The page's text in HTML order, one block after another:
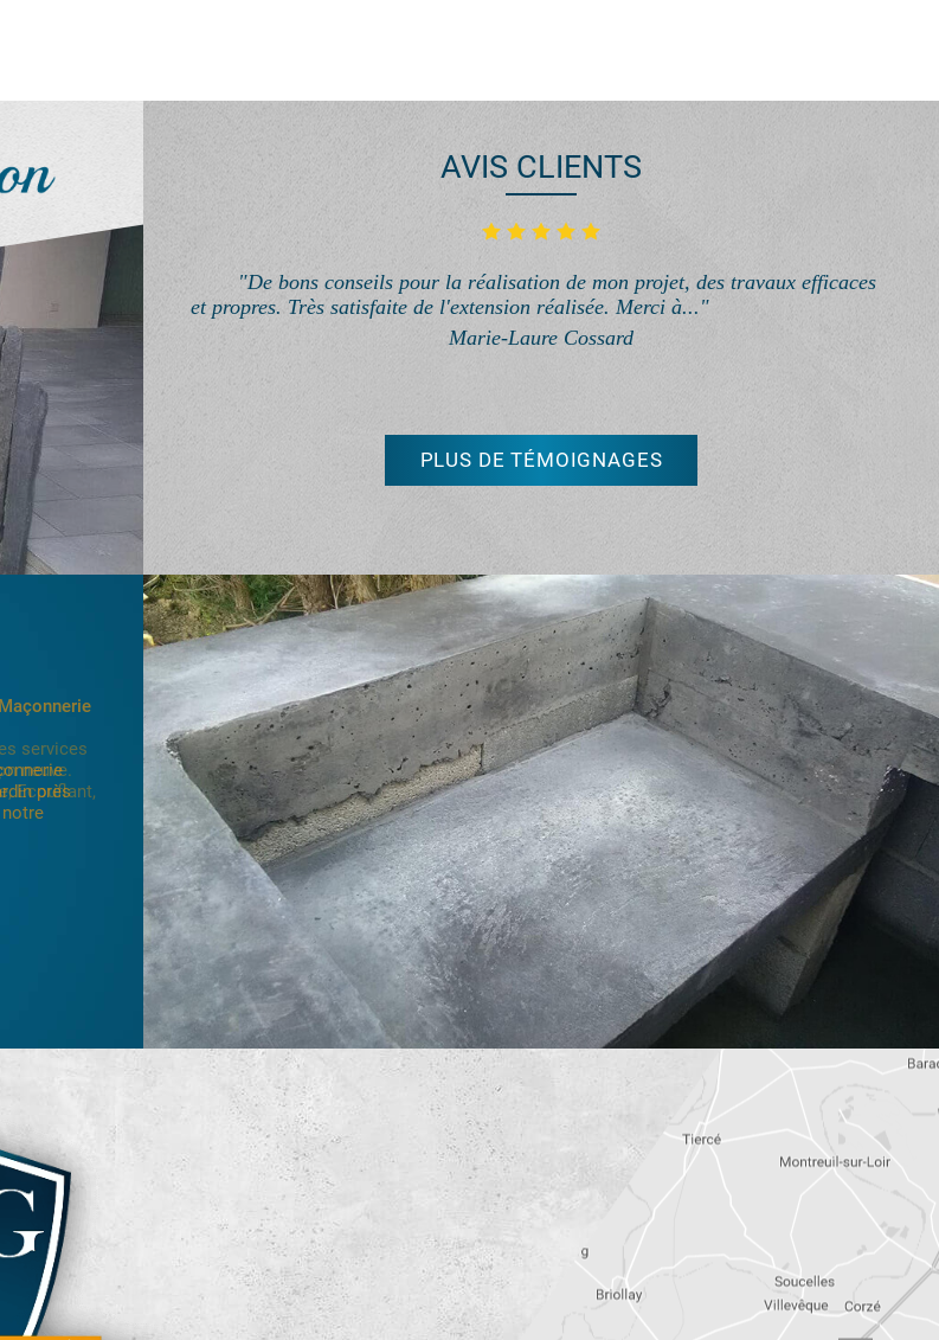
AVIS CLIENTS
"De bons conseils pour la réalisation de mon projet, des travaux efficaces
et propres. Très satisfaite de l'extension réalisée. Merci à..."
Marie-Laure Cossard
PLUS DE TÉMOIGNAGES
services
neuve.
Ecouflant,